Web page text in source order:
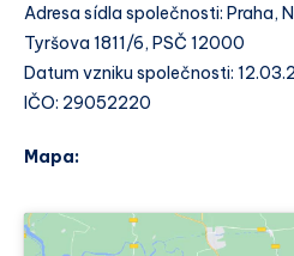
Adresa sídla společnosti: Praha,
Tyršova 1811/6, PSČ 12000
Datum vzniku společnosti:
IČO: 29052220
Mapa: